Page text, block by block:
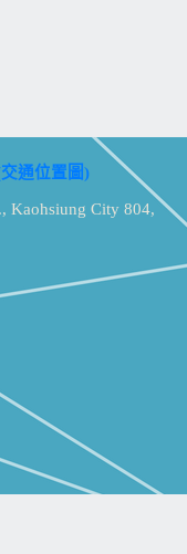
通位置圖)
Kaohsiung City 804,